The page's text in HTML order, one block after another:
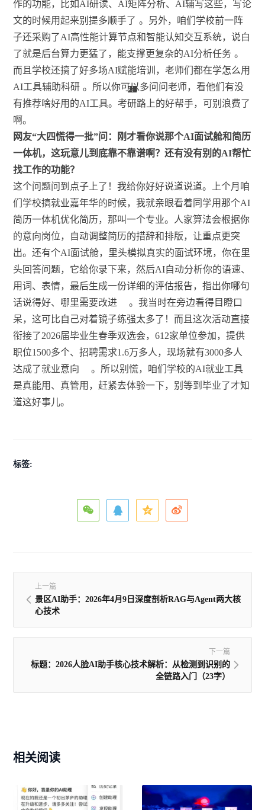
23
26
17
21
21
2
26
23
23
54
作的功能，比如AI研读、AI矩阵分析、AI辅写这些，写论
文的时候用起来别提多顺手了 。另外，咱们学校前一阵
子还采购了AI高性能计算节点和智能认知交互系统，说白
了就是后台算力更猛了，能支撑更复杂的AI分析任务 。
而且学校还搞了好多场AI赋能培训，老师们都在学怎么用
AI工具辅助科研 。所以你可以多问问老师，看他们有没
有推荐啥好用的AI工具。考研路上的好帮手，可别浪费了
啊。
网友“大四慌得一批”问：刚才看你说那个AI面试舱和简历
一体机，这玩意儿到底靠不靠谱啊？还有没有别的AI帮忙
找工作的功能？
这个问题问到点子上了！我给你好好说道说道。上个月咱
们学校搞就业嘉年华的时候，我就亲眼看着同学用那个AI
简历一体机优化简历，那叫一个专业。人家算法会根据你
的意向岗位，自动调整简历的措辞和排版，让重点更突
出。还有个AI面试舱，里头模拟真实的面试环境，你在里
头回答问题，它给你录下来，然后AI自动分析你的语速、
用词、表情，最后生成一份详细的评估报告，指出你哪句
话说得好、哪里需要改进
21
。我当时在旁边看得目瞪口
呆，这可比自己对着镜子练强太多了！而且这次活动直接
衔接了2026届毕业生春季双选会，612家单位参加，提供
职位1500多个、招聘需求1.6万多人，现场就有3000多人
达成了就业意向
21
。所以别慌，咱们学校的AI就业工具
是真能用、真管用，赶紧去体验一下，别等到毕业了才知
道这好事儿。
标签:
上一篇
景区AI助手：2026年4月9日深度剖析RAG与Agent两大核
心技术
下一篇
标题：2026人脸AI助手核心技术解析：从检测到识别的
全链路入门（23字）
相关阅读